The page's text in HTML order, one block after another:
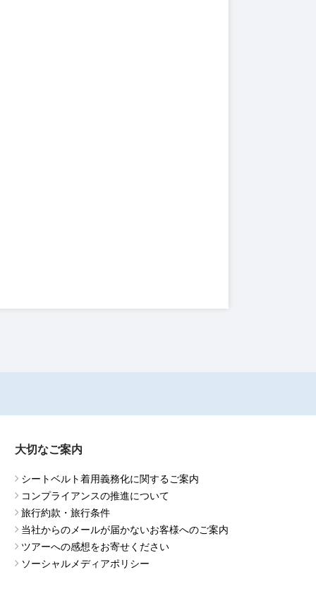
大切なご案内
シートベルト着用義務化に関するご案内
コンプライアンスの推進について
旅行約款・旅行条件
当社からのメールが届かないお客様へのご案内
ツアーへの感想をお寄せください
ソーシャルメディアポリシー